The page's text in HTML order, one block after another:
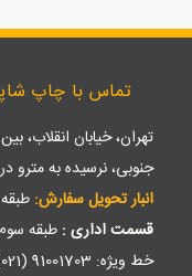
تماس با چاپ
تهران، خیابان انقلاب،
جنوبی، نرسیده به مترو
انبار تحویل سفارش:
قسمت اداری : طبقه سوم،
خط ویژه: 91001703 (021)